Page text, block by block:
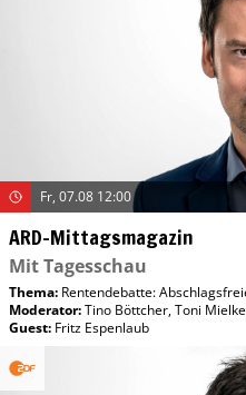
Fr, 07.08 12:00
ARD-Mittagsmagazin
Mit Tagesschau
Thema: Rentendebatte:
Moderator:Tino Böttcher,Toni Mielke
Guest: Fritz Espenlaub